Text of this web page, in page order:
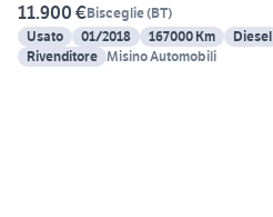
11.900 €Bisceglie(BT)
Usato
01/2018 167000 Km Diesel
Rivenditore Misino Automobili